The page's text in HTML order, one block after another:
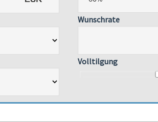
Wunschrate
Volltilgung